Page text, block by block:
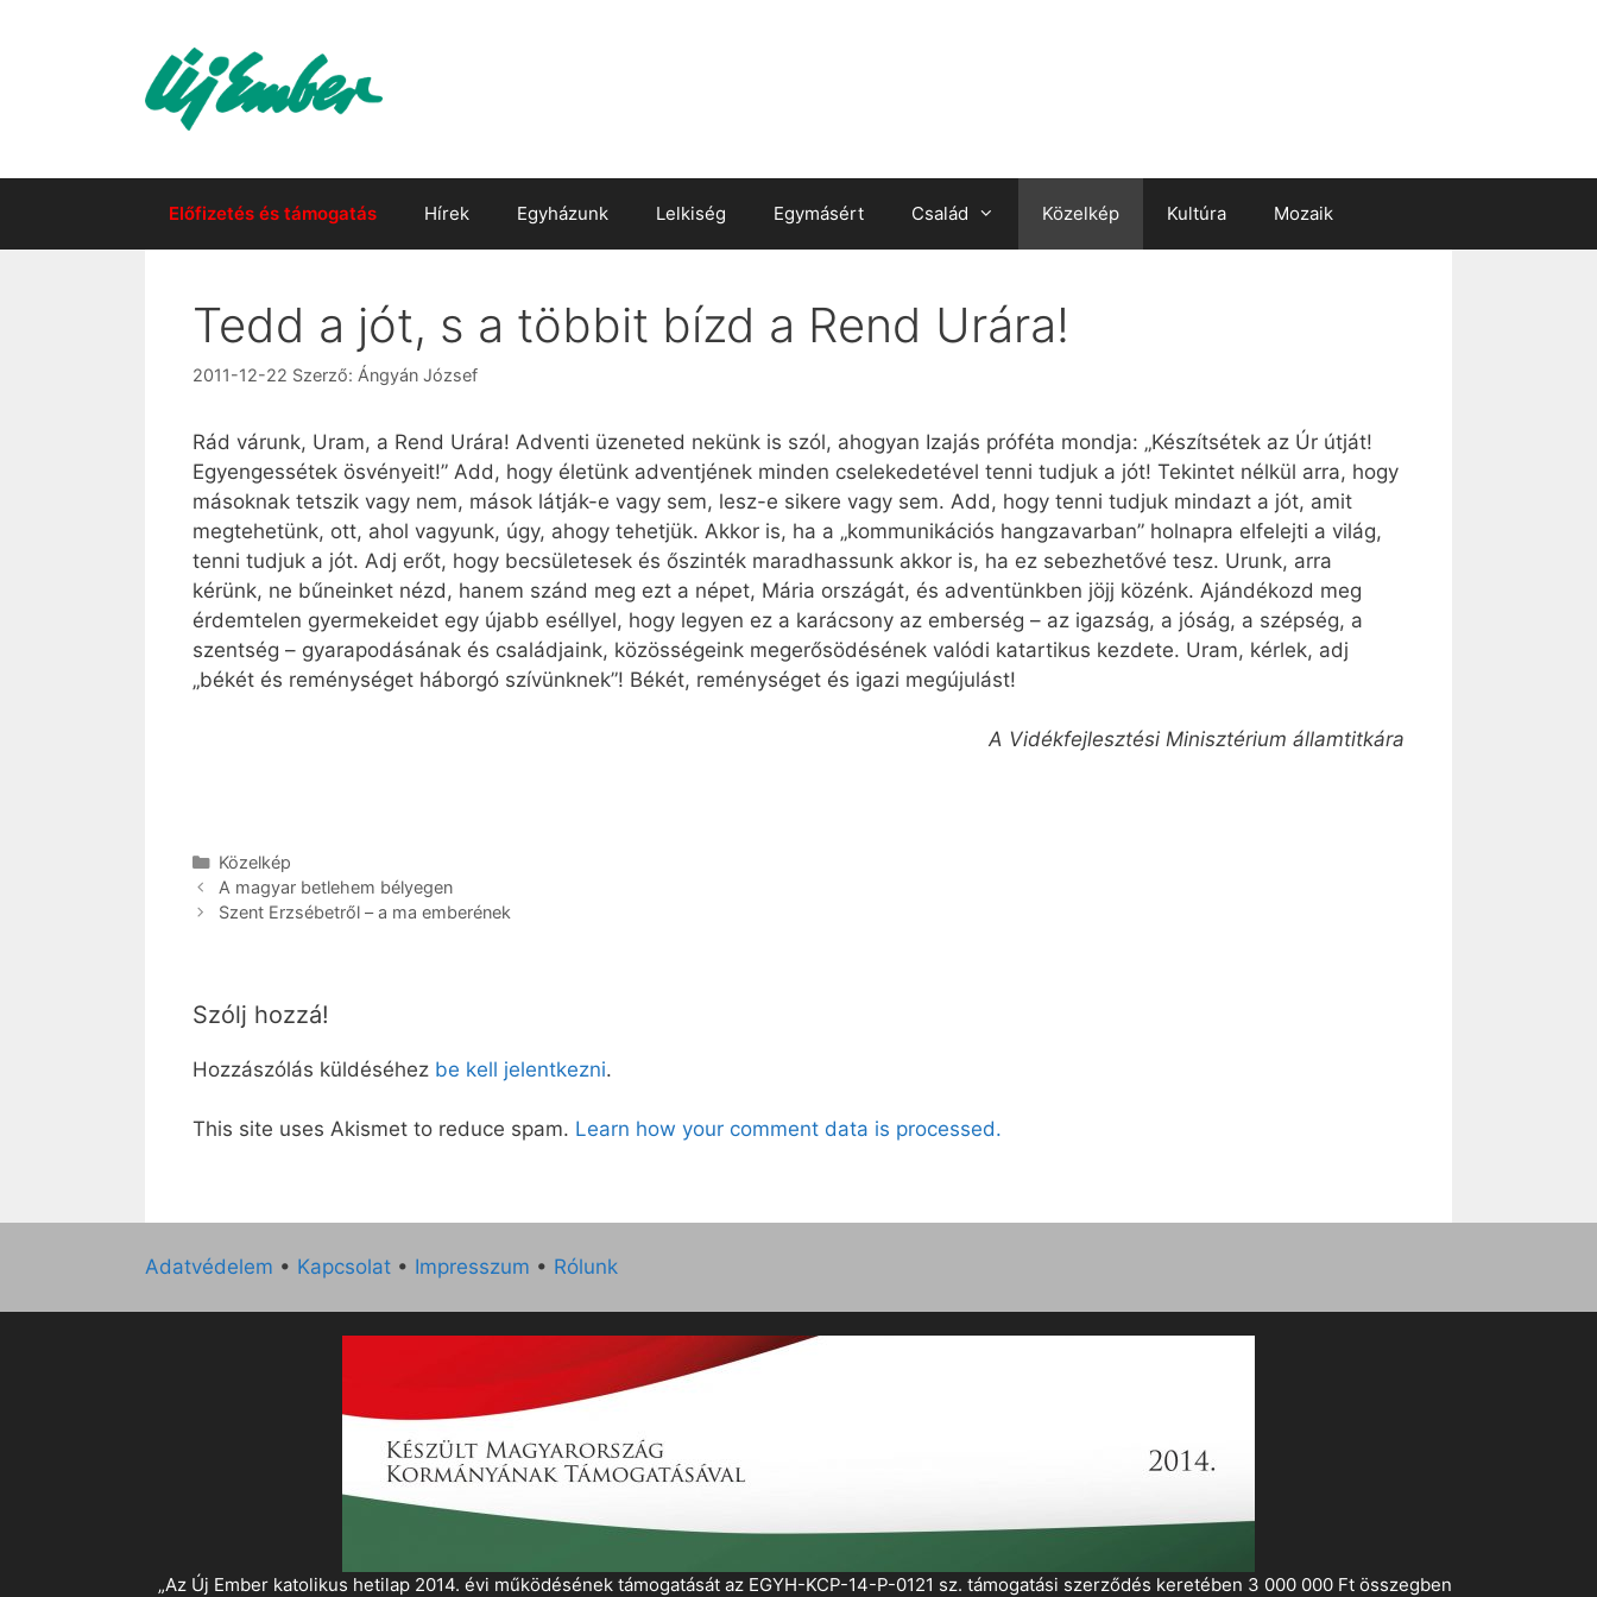
Előfizetés és támogatás Hírek Egyházunk Lelkiség Egymásért Család Közelkép Kultúra Mozaik
Tedd a jót, s a többit bízd a Rend Urára!
2011-12-22 Szerző: Ángyán József
Rád várunk, Uram, a Rend Urára! Adventi üzeneted nekünk is szól, ahogyan Izajás próféta mondja: „Készítsétek az Úr útját!
Egyengessétek ösvényeit!” Add, hogy életünk adventjének minden cselekedetével tenni tudjuk a jót! Tekintet nélkül arra, hogy
másoknak tetszik vagy nem, mások látják-e vagy sem, lesz-e sikere vagy sem. Add, hogy tenni tudjuk mindazt a jót, amit
megtehetünk, ott, ahol vagyunk, úgy, ahogy tehetjük. Akkor is, ha a „kommunikációs hangzavarban” holnapra elfelejti a világ,
tenni tudjuk a jót. Adj erőt, hogy becsületesek és őszinték maradhassunk akkor is, ha ez sebezhetővé tesz. Urunk, arra
kérünk, ne bűneinket nézd, hanem szánd meg ezt a népet, Mária országát, és adventünkben jöjj közénk. Ajándékozd meg
érdemtelen gyermekeidet egy újabb eséllyel, hogy legyen ez a karácsony az emberség – az igazság, a jóság, a szépség, a
szentség – gyarapodásának és családjaink, közösségeink megerősödésének valódi katartikus kezdete. Uram, kérlek, adj
„békét és reménységet háborgó szívünknek”! Békét, reménységet és igazi megújulást!
A Vidékfejlesztési Minisztérium államtitkára
Kategória
Közelkép
A magyar betlehem bélyegen
Szent Erzsébetről – a ma emberének
Szólj hozzá!
Hozzászólás küldéséhez be kell jelentkezni.
This site uses Akismet to reduce spam. Learn how your comment data is processed.
Adatvédelem • Kapcsolat • Impresszum • Rólunk
„Az Új Ember katolikus hetilap 2014. évi működésének támogatását az EGYH-KCP-14-P-0121 sz. támogatási szerződés keretében 3 000 000 Ft összegben